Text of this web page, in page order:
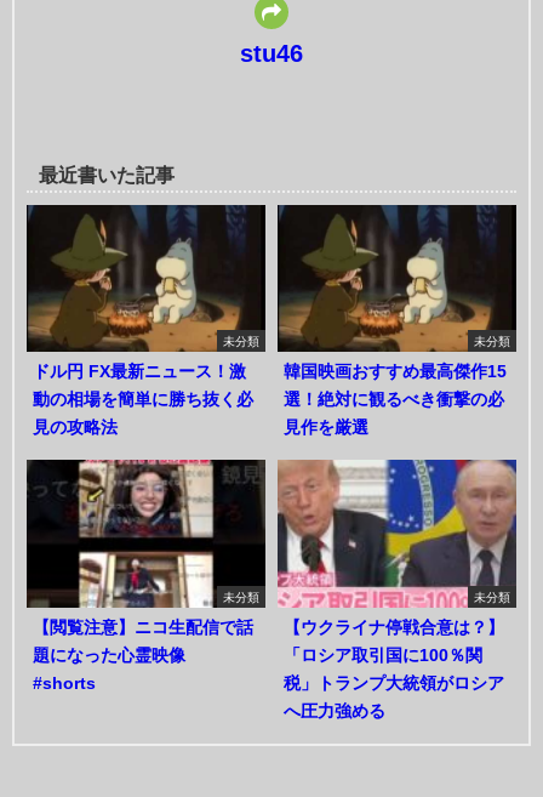
stu46
最近書いた記事
未分類
ドル円 FX最新ニュース！激
動の相場を簡単に勝ち抜く必
見の攻略法
未分類
韓国映画おすすめ最高傑作15
選！絶対に観るべき衝撃の必
見作を厳選
未分類
【閲覧注意】ニコ生配信で話
題になった心霊映像
#shorts
未分類
【ウクライナ停戦合意は？】
「ロシア取引国に100％関
税」トランプ大統領がロシア
へ圧力強める